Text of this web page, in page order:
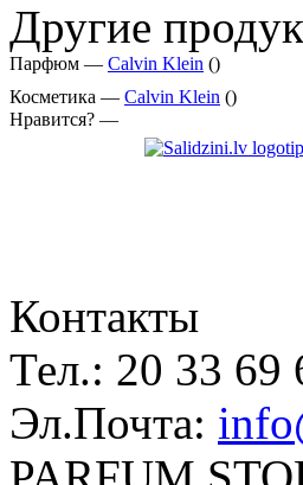
Другие
Парфюм — Calvin Klein ()
Косметика — Calvin Klein ()
Нравится? —
Контакты
Тел.: 20 33 69
Эл.Почта: